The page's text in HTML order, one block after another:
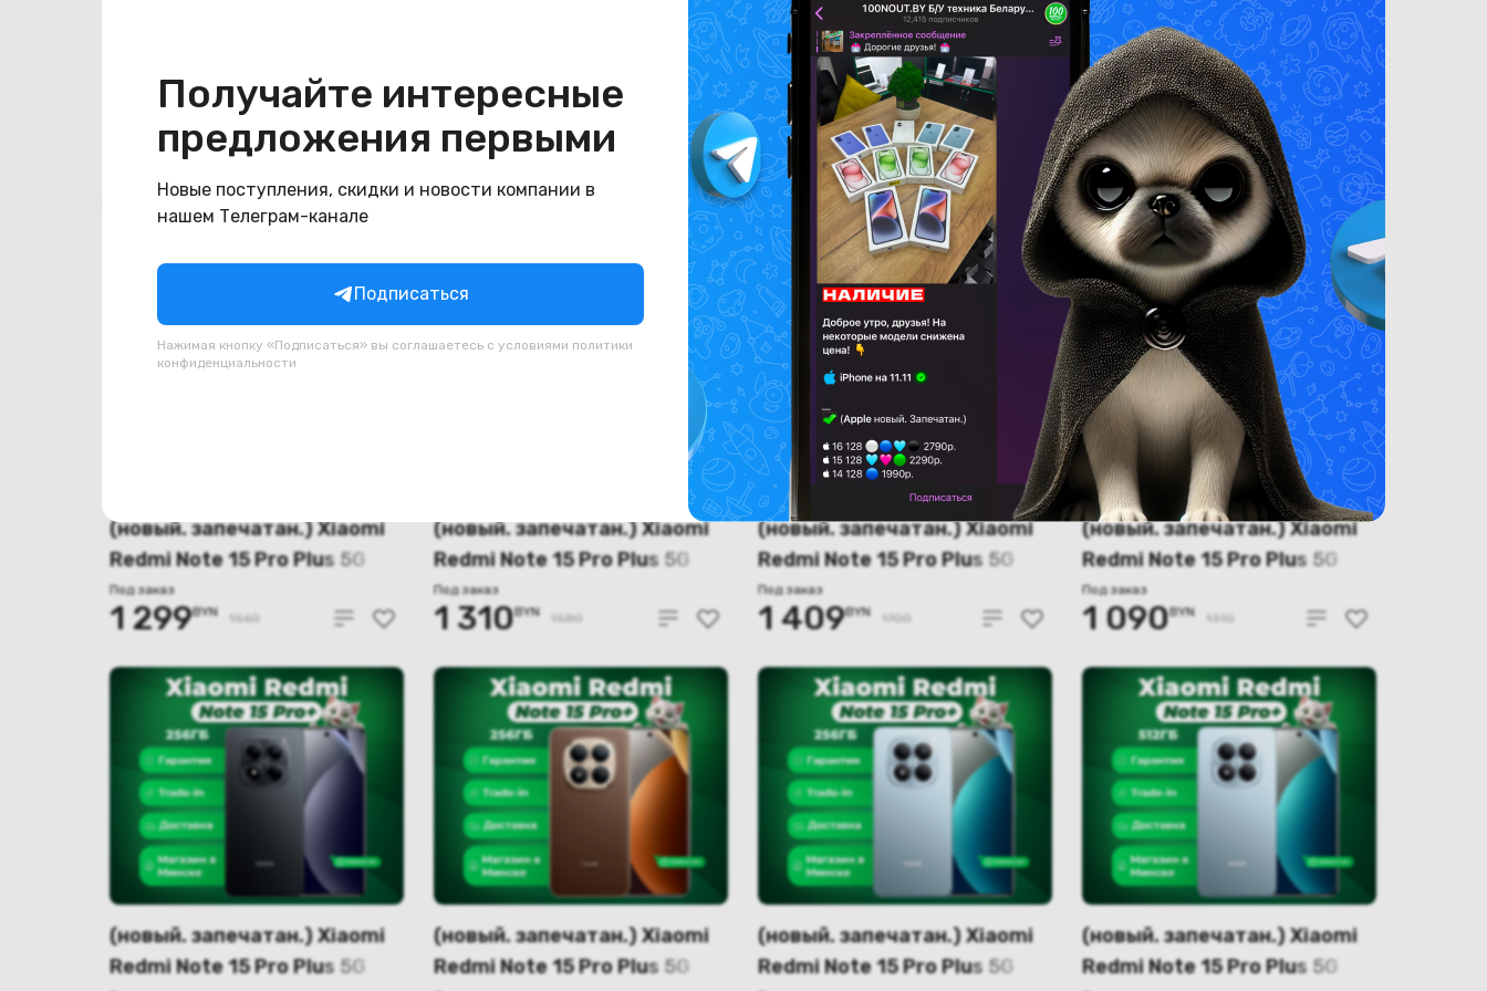
Получайте интересные
предложения первыми
Новые поступления, скидки и новости компании в
нашем Телеграм-канале
Подписаться
Нажимая кнопку «Подписаться» вы соглашаетесь с условиями политики
конфиденциальности
Похожие товары
(новый. запечатан.) Xiaomi
Redmi Note 15 Pro Plus 5G
12GB/256GB
международная версия
Под заказ
1 299BYN 1560
(новый. запечатан.) Xiaomi
Redmi Note 15 Pro Plus 5G
12GB/512GB международная
версия (коричневый)
Под заказ
1 310BYN 1580
(новый. запечатан.) Xiaomi
Redmi Note 15 Pro Plus 5G
12GB/256GB
международная версия
Под заказ
1 409BYN 1700
(новый. запечатан.) Xiaomi
Redmi Note 15 Pro Plus 5G
8GB/256GB международная
версия (коричневый)
Под заказ
1 090BYN 1310
(новый. запечатан.) Xiaomi
Redmi Note 15 Pro Plus 5G
(новый. запечатан.) Xiaomi
Redmi Note 15 Pro Plus 5G
(новый. запечатан.) Xiaomi
Redmi Note 15 Pro Plus 5G
(новый. запечатан.) Xiaomi
Redmi Note 15 Pro Plus 5G